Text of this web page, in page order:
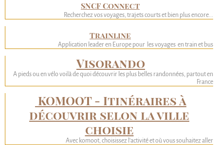
SNCF Connect
Recherchez vos voyages, trajets courts et bien plus encore...
Trainline
Application leader en Europe pour les voyages en train et bus
Visorando
A pieds ou en vélo voilà de quoi découvrir les plus belles randonnées, partout en
France
KOMOOT - Itinéraires à
découvrir selon la ville
choisie
Avec komoot, choisissez l'activité et où vous souhaitez aller